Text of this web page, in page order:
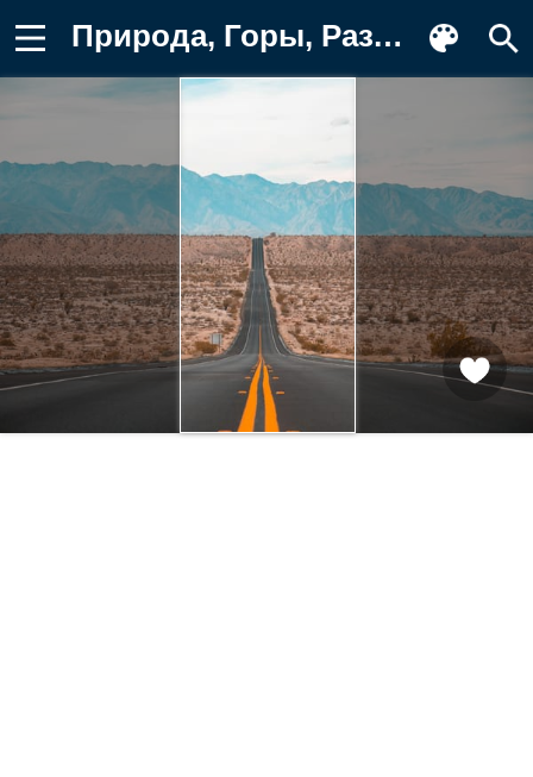
Природа, Горы, Разметка, Направление Фотография